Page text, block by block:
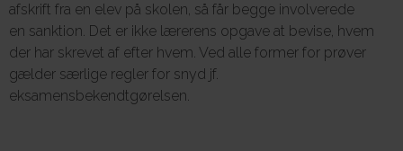
afskrift fra en elev på skolen, så får begge involverede
en sanktion. Det er ikke lærerens opgave at bevise, hvem
der har skrevet af efter hvem. Ved alle former for prøver
gælder særlige regler for snyd jf.
eksamensbekendtgørelsen.